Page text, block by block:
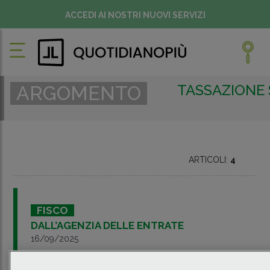
ACCEDI AI NOSTRI NUOVI SERVIZI
ARGOMENTO TASSAZIONE
ARTICOLI: 4
FISCO
DALL’AGENZIA DELLE ENTRATE
16/09/2025